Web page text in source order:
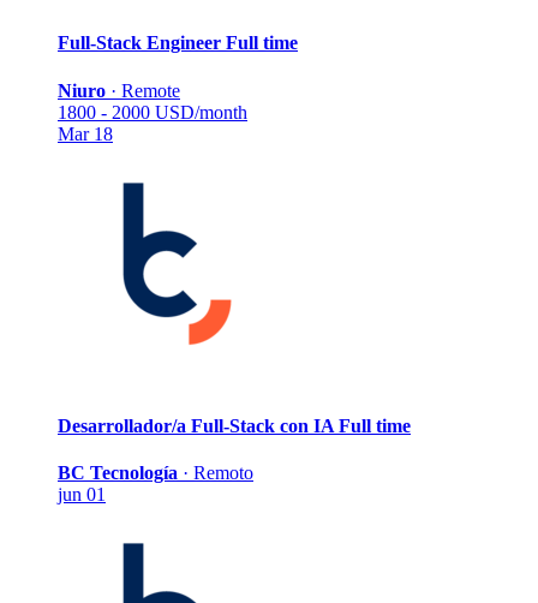
Full-Stack Engineer Full time
Niuro · Remote
1800 - 2000 USD/month
Mar 18
Desarrollador/a Full-Stack con IA Full time
BC Tecnología · Remoto
jun 01